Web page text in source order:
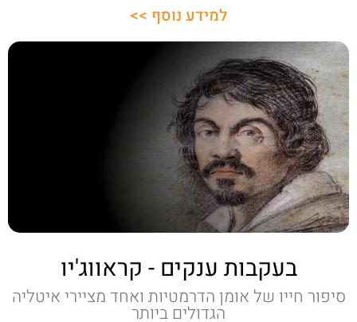
למידע נוסף >>
בעקבות ענקים - קראווג'יו
סיפור חייו של אומן הדרמטיות ואחד מציירי איטליה
הגדולים ביותר